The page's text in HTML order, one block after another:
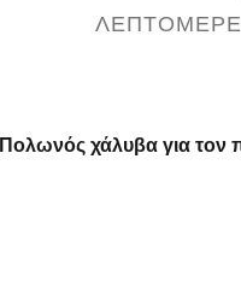
χάλυβα για